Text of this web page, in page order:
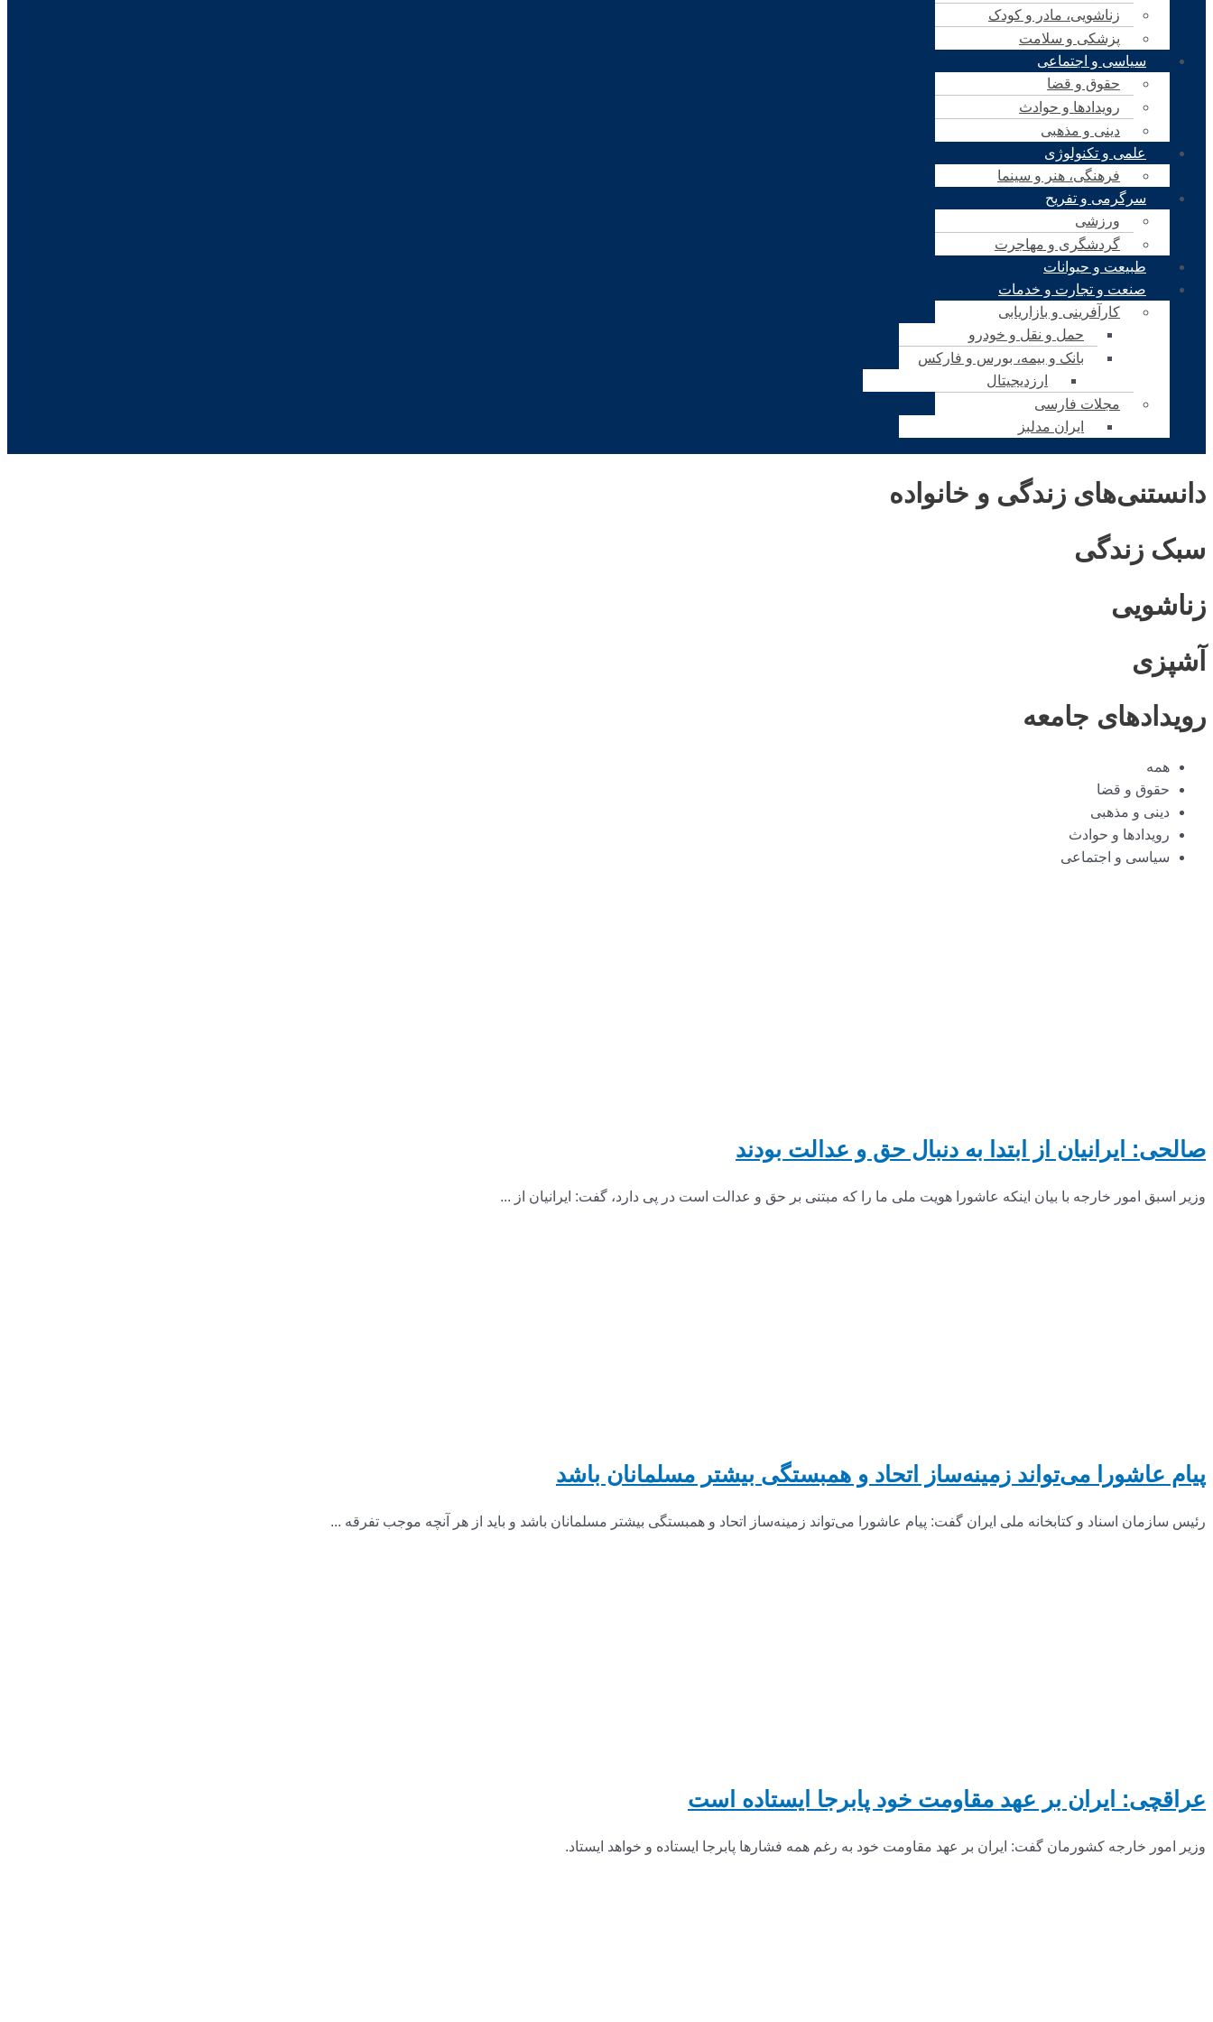
زناشویی، مادر و کودک
پزشکی و سلامت
سیاسی و اجتماعی
حقوق و قضا
رویدادها و حوادث
دینی و مذهبی
علمی و تکنولوژی
فرهنگی، هنر و سینما
سرگرمی و تفریح
ورزشی
گردشگری و مهاجرت
طبیعت و حیوانات
صنعت و تجارت و خدمات
کارآفرینی و بازاریابی
حمل و نقل و خودرو
بانک و بیمه، بورس و فارکس
ارزدیجیتال
مجلات فارسی
ایران مدلبز
دانستنی‌های زندگی و خانواده
سبک زندگی
زناشویی
آشپزی
رویدادهای جامعه
همه
حقوق و قضا
دینی و مذهبی
رویدادها و حوادث
سیاسی و اجتماعی
صالحی: ایرانیان از ابتدا به دنبال حق و عدالت بودند
وزیر اسبق امور خارجه با بیان اینکه عاشورا هویت ملی ما را که مبتنی بر حق و عدالت است در پی دارد، گفت: ایرانیان از ...
پیام عاشورا می‌تواند زمینه‌ساز اتحاد و همبستگی بیشتر مسلمانان باشد
رئیس سازمان اسناد و کتابخانه ملی ایران گفت: پیام عاشورا می‌تواند زمینه‌ساز اتحاد و همبستگی بیشتر مسلمانان باشد و باید از هر آنچه موجب تفرقه ...
عراقچی: ایران بر عهد مقاومت خود پابرجا ایستاده است
وزیر امور خارجه کشورمان گفت: ایران بر عهد مقاومت خود به رغم همه فشارها پابرجا ایستاده و خواهد ایستاد.